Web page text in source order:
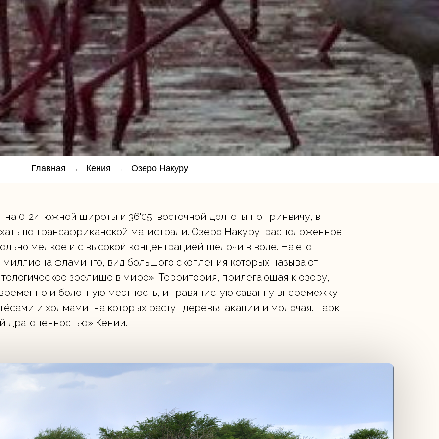
Главная → Кения → Озеро Накуру
0′ 24′ южной широты и 36'05′ восточной долготы по Гринвичу, в
по трансафриканской магистрали. Озеро Накуру, расположенное
мелкое и с высокой концентрацией щелочи в воде. На его
миллиона фламинго, вид большого скопления которых называют
зрелище в мире». Территория, прилегающая к озеру,
и болотную местность, и травянистую саванну вперемежку
и холмами, на которых растут деревья акации и молочая. Парк
драгоценностью» Кении.